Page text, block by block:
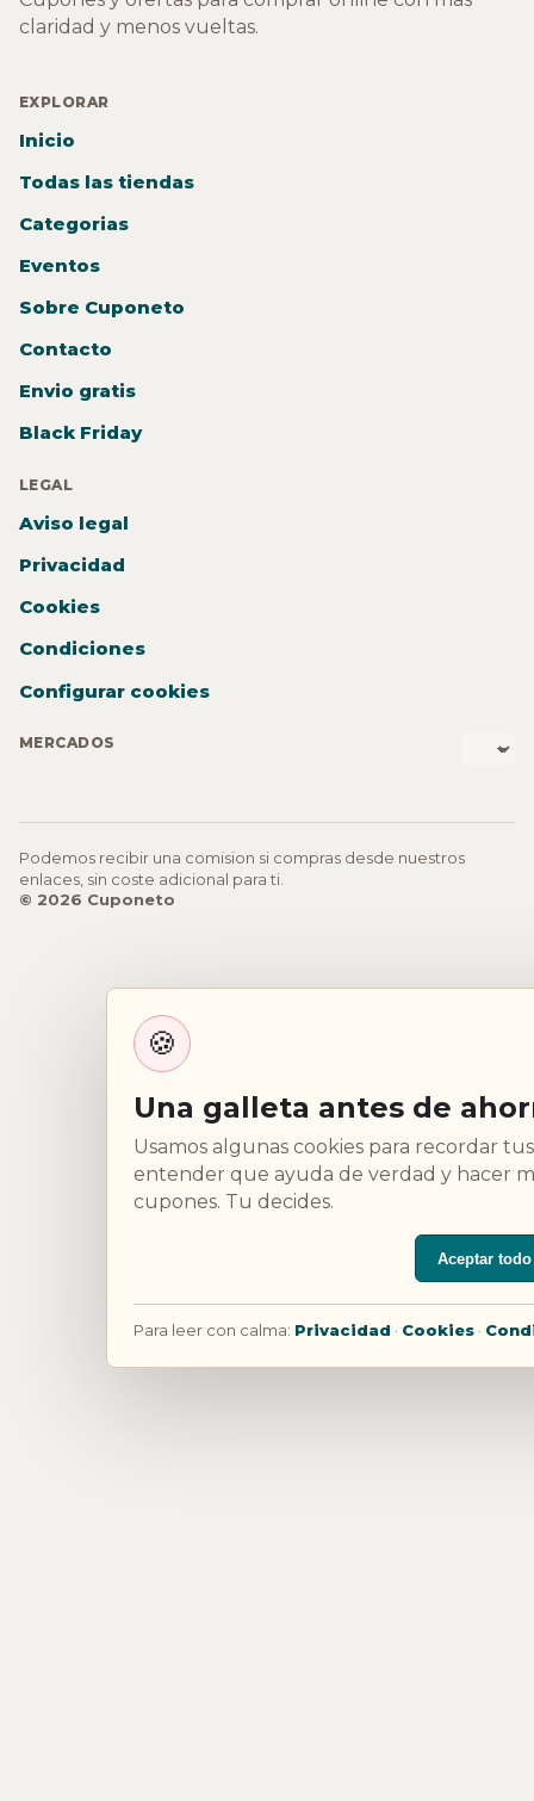
claridad y menos vueltas.
EXPLORAR
Inicio
Todas las tiendas
Categorias
Eventos
Sobre Cuponeto
Contacto
Envio gratis
Black Friday
LEGAL
Aviso legal
Privacidad
Cookies
Condiciones
Configurar cookies
MERCADOS
Podemos recibir una comision si compras desde nuestros
enlaces, sin coste adicional para ti.
© 2026 Cuponeto
🍪
Una galleta antes de
Usamos algunas cookies para recordar
entender que ayuda de verdad y hacer
cupones. Tu decides.
Aceptar todo
Para leer con calma: Privacidad · Cookies ·